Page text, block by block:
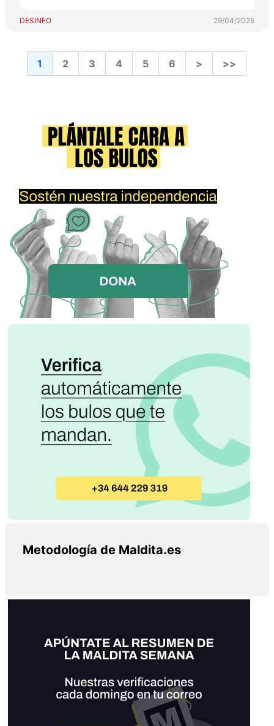
DESINFO 29/04/2025
1 2 3 4 5 6 > >>
Metodología de Maldita.es